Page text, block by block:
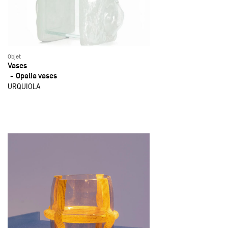
Objet
Vases
Opalia vases
URQUIOLA